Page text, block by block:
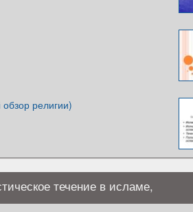
религии)
течение в исламе,